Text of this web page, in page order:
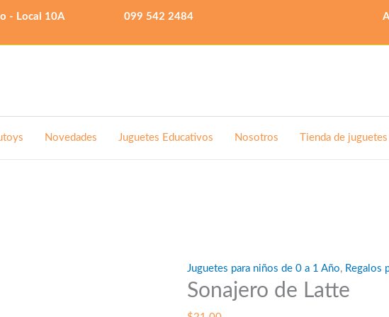
- Local 10A 099 542 2484
Novedades Juguetes Educativos Nosotros Tienda de
Juguetes para niños de 0 a 1 Año, Regalos
Sonajero de Latte